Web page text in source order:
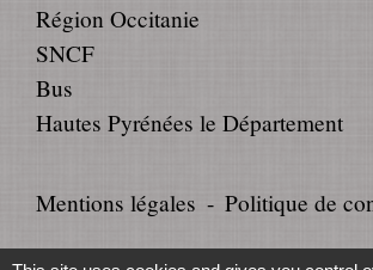
Région Occitanie
SNCF
Bus
Hautes Pyrénées le Département
Mentions légales - Politique de
Accessibilité - Plan du site -